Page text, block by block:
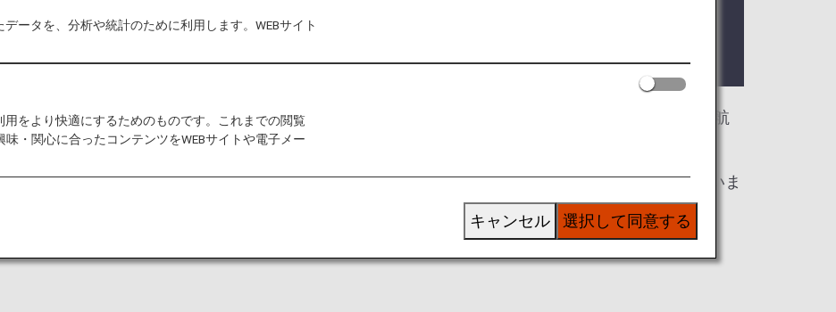
入室条件に制約がある場合があります。
ブ、シルバークリスラウンジ 、 カイララウンジ
をご利用いただけます。本ページはANAグループ運航
基準を記載しております。
便国際線から他航空会社国内線にお乗り継ぎの場合には、ラウンジ入室基準が異なる場合がございま
問い合わせください。
こちらのラウンジではご利用いただけません。
ータを、分析や統計のために利用します。WEBサイト
用をより快適にするためのものです。これまでの閲覧
・関心に合ったコンテンツをWEBサイトや電子メー
選択して同意する
キャンセル